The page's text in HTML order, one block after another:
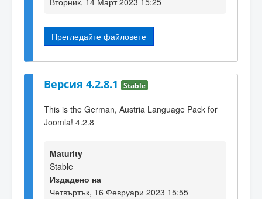
Прегледайте файловете
Версия 4.2.8.1 Stable
This is the German, Austria Language Pack for
Joomla! 4.2.8
Maturity
Stable
Издадено на
Четвъртък, 16 Февруари 2023 15:55